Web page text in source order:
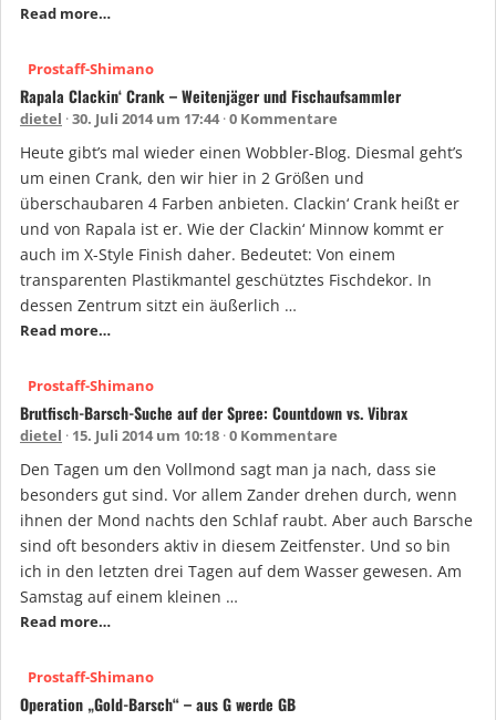
Read more…
Prostaff-Shimano
Rapala Clackin‘ Crank – Weitenjäger und Fischaufsammler
dietel 30. Juli 2014 um 17:44 0 Kommentare
Heute gibt’s mal wieder einen Wobbler-Blog. Diesmal geht’s
um einen Crank, den wir hier in 2 Größen und
überschaubaren 4 Farben anbieten. Clackin‘ Crank heißt er
und von Rapala ist er. Wie der Clackin‘ Minnow kommt er
auch im X-Style Finish daher. Bedeutet: Von einem
transparenten Plastikmantel geschütztes Fischdekor. In
dessen Zentrum sitzt ein äußerlich …
Read more…
Prostaff-Shimano
Brutfisch-Barsch-Suche auf der Spree: Countdown vs. Vibrax
dietel 15. Juli 2014 um 10:18 0 Kommentare
Den Tagen um den Vollmond sagt man ja nach, dass sie
besonders gut sind. Vor allem Zander drehen durch, wenn
ihnen der Mond nachts den Schlaf raubt. Aber auch Barsche
sind oft besonders aktiv in diesem Zeitfenster. Und so bin
ich in den letzten drei Tagen auf dem Wasser gewesen. Am
Samstag auf einem kleinen …
Read more…
Prostaff-Shimano
Operation „Gold-Barsch“ – aus G werde GB